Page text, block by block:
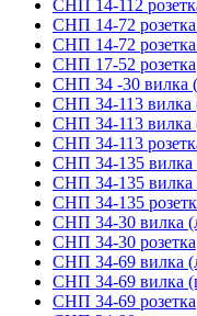
СНП 14-112
СНП 14-72
СНП 14-72
СНП 17-52 розетка
СНП 34 -30 вилка
СНП 34-113 вилка
СНП 34-113 вилка
СНП 34-113
СНП 34-135 вилка
СНП 34-135 вилка
СНП 34-135
СНП 34-30 вилка
СНП 34-30 розетка
СНП 34-69 вилка
СНП 34-69 вилка
СНП 34-69 розетка